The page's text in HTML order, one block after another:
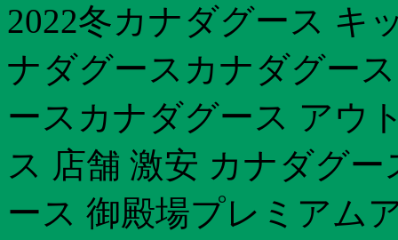
2022冬カナダグース キ
ナダグースカナダグー
ースカナダグース アウ
ス 店舗 激安 カナダグ
ース 御殿場プレミアム